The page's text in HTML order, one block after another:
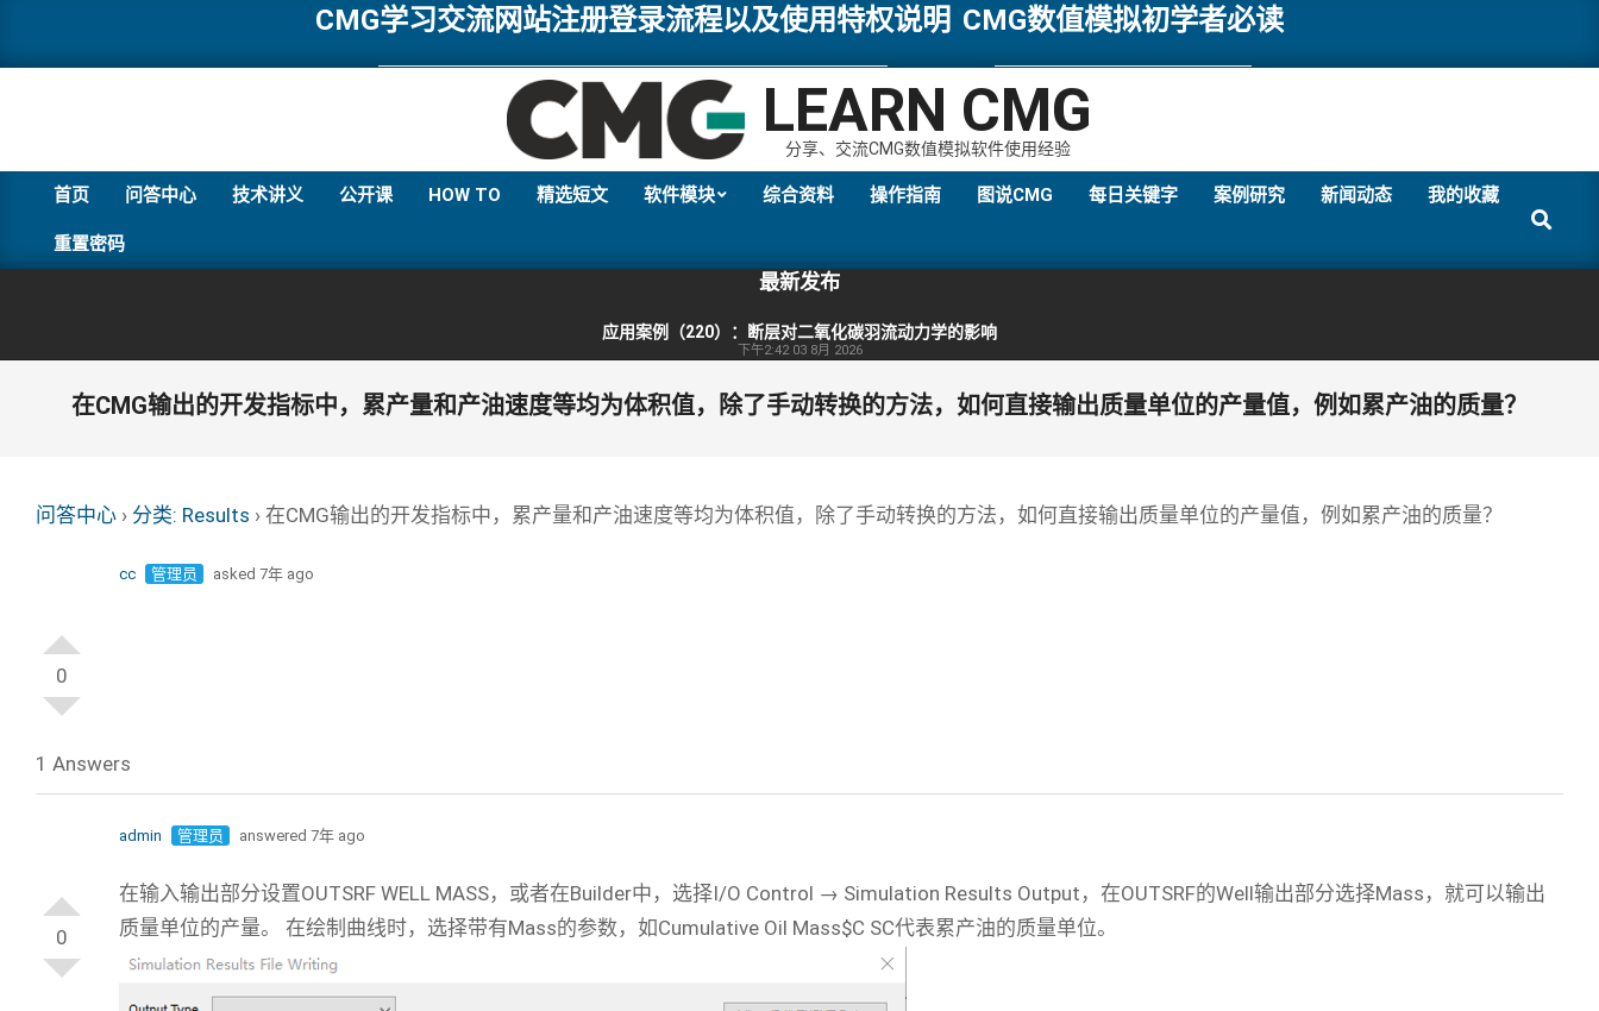
content
CMG学习交流网站注册登录流程以及使用特权说明 CMG数值模拟初学者必读
LEARN CMG
分享、交流CMG数值模拟软件使用经验
Menu
首页 问答中心 技术讲义 公开课 HOW TO 精选短文 软件模块 综合资料 操作指南 图说CMG 每日关键字 案例研究 新闻动态 我的收藏
重置密码
Search
最新发布
应用案例（220）：断层对二氧化碳羽流动力学的影响
下午2:42 03 8月 2026
在CMG输出的开发指标中，累产量和产油速度等均为体积值，除了手动转换的方法，如何直接输出质量单位的产量值，例如累产油的质量？
问答中心 › 分类: Results › 在CMG输出的开发指标中，累产量和产油速度等均为体积值，除了手动转换的方法，如何直接输出质量单位的产量值，例如累产油的质量？
0
cc 管理员 asked 7年 ago
1 Answers
0
admin 管理员 answered 7年 ago
在输入输出部分设置OUTSRF WELL MASS，或者在Builder中，选择I/O Control → Simulation Results Output，在OUTSRF的Well输出部分选择Mass，就可以输出
质量单位的产量。 在绘制曲线时，选择带有Mass的参数，如Cumulative Oil Mass$C SC代表累产油的质量单位。